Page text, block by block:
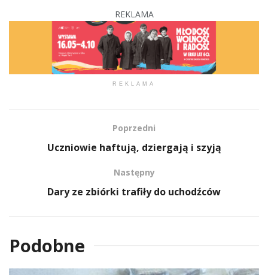
REKLAMA
REKLAMA
Poprzedni
Uczniowie haftują, dziergają i szyją
Następny
Dary ze zbiórki trafiły do uchodźców
Podobne